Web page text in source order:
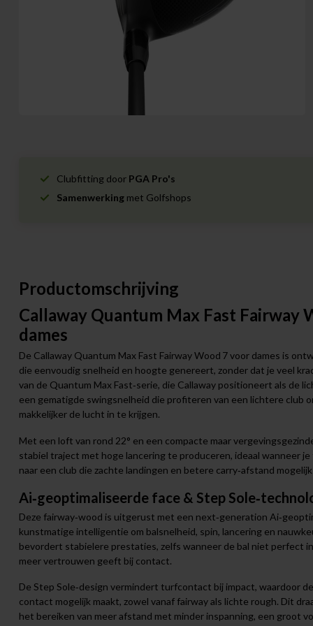
Clubfitting door PGA Pro's
Samenwerking met Golfshops
Productomschrijving
Callaway Quantum Max Fast Fairway
dames
De Callaway Quantum Max Fast Fairway Wood 7 voor dames is
die eenvoudig snelheid en hoogte genereert, zonder dat je veel
van de Quantum Max Fast‑serie, die Callaway positioneert als de
een gematigde swingsnelheid die profiteren van een lichtere club
makkelijker de lucht in te krijgen.
Met een loft van rond 22° en een compacte maar
stabiel traject met hoge lancering te produceren, ideaal wanneer
naar een club die zachte landingen en betere carry‑afstand
Ai‑geoptimaliseerde face & Step
Deze fairway‑wood is uitgerust met een next‑generation
kunstmatige intelligentie om balsnelheid, spin, lancering en
bevordert stabielere prestaties, zelfs wanneer de bal niet perfect
meer vertrouwen geeft bij contact.
De Step Sole‑design vermindert turfcontact bij impact, waardoor
contact mogelijk maakt, zowel vanaf fairway als lichte rough. Dit
het bereiken van meer afstand met minder inspanning, een groot